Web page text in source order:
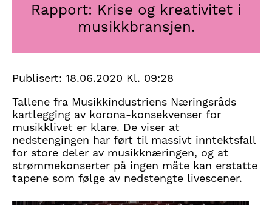
Rapport: Krise og kreativitet i
musikkbransjen.
Publisert: 18.06.2020 Kl. 09:28
Tallene fra Musikkindustriens Næringsråds
kartlegging av korona-konsekvenser for
musikklivet er klare. De viser at
nedstengingen har ført til massivt inntektsfall
for store deler av musikknæringen, og at
strømmekonserter på ingen måte kan erstatte
tapene som følge av nedstengte livescener.